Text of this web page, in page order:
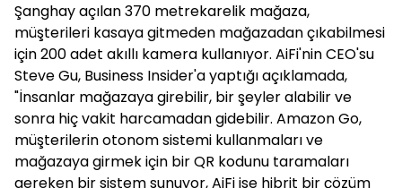
Şanghay açılan 370 metrekarelik mağaza,
müşterileri kasaya gitmeden mağazadan çıkabilmesi
için 200 adet akıllı kamera kullanıyor. AiFi'nin CEO'su
Steve Gu, Business Insider'a yaptığı açıklamada,
"İnsanlar mağazaya girebilir, bir şeyler alabilir ve
sonra hiç vakit harcamadan gidebilir. Amazon Go,
müşterilerin otonom sistemi kullanmaları ve
mağazaya girmek için bir QR kodunu taramaları
gereken bir sistem sunuyor, AiFi ise hibrit bir çözüm